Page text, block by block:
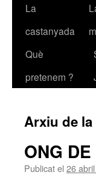
La
castanyada
Què
pretenem ?
Arxiu de
ONG
Publicat el 26